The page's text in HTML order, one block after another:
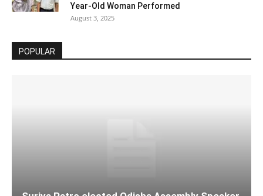
Year-Old Woman Performed
August 3, 2025
POPULAR